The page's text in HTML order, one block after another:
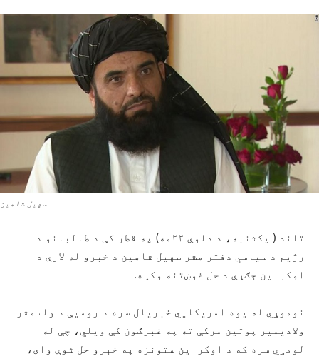
سهیل شاهین
تاند ( یکشنبه، د دلوې ۲۲مه) په قطر کې د طالبانو د
رژیم د سیاسي دفتر مشر سهیل شاهین د خبرو له لارې د
اوکراین جګړې د حل غوښتنه وکړه.
نوموړي له یوه امریکایي خبریال سره د روسیې د ولسمشر
ولادیمیر پوتین مرکې ته په غبرګون کې ویلي، چې له
لومړي سره که د اوکراین ستونزه په خبرو حل شوې وای،